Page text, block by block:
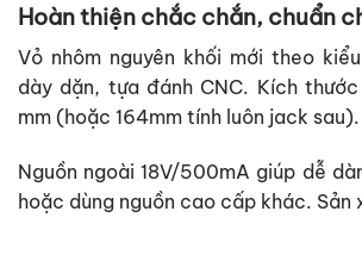
Hoàn thiện chắc chắn, chuẩn
Vỏ nhôm nguyên khối mới theo
dày dặn, tựa đánh CNC. Kích
mm (hoặc 164mm tính luôn jack sau).
Nguồn ngoài 18V/500mA giúp dễ
hoặc dùng nguồn cao cấp khác. Sản